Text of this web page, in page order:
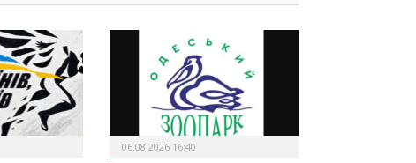
06.08.2026 16:40